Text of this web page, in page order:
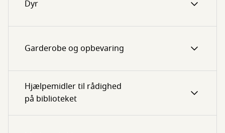
Dyr
Garderobe og opbevaring
Hjælpemidler til rådighed
på biblioteket